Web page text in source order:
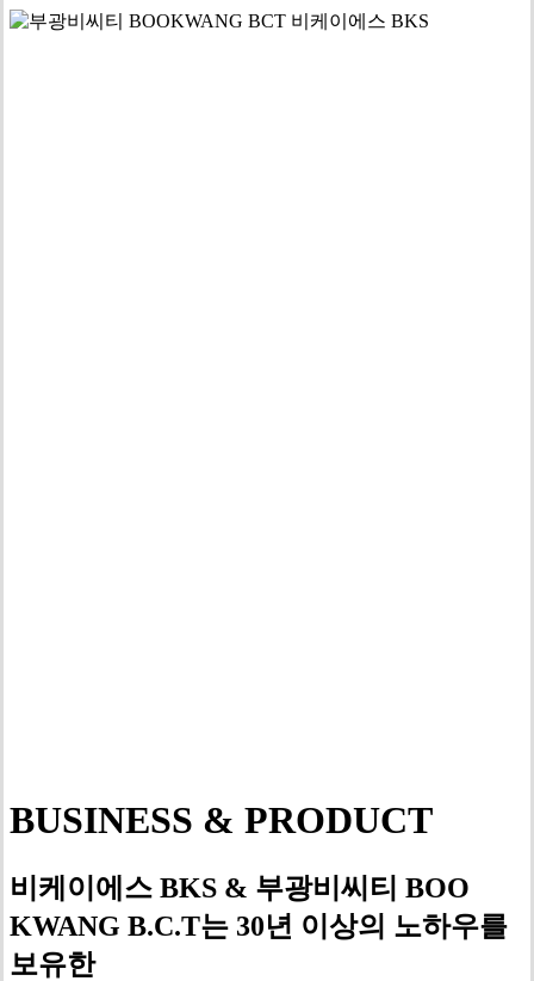
BUSINESS & PRODUCT
비케이에스 BKS & 부광비씨티 BOO
KWANG B.C.T는 30년 이상의 노하우를
보유한